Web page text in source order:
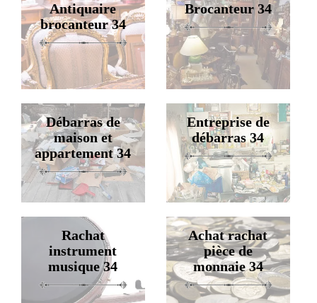
Antiquaire
brocanteur 34
Brocanteur 34
Débarras de
maison et
appartement 34
Entreprise de
débarras 34
Rachat
instrument
musique 34
Achat rachat
pièce de
monnaie 34